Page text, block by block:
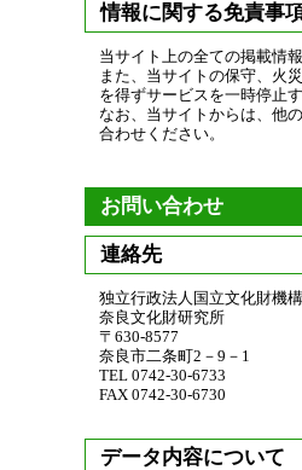
情報に関する免責事
当サイト上の全ての掲載情
また、当サイトの保守、火
を得ずサービスを一時停止
なお、当サイトからは、他
合わせください。
お問い合わせ
連絡先
独立行政法人国立文化財機構
奈良文化財研究所
〒630-8577
奈良市二条町2－9－1
TEL 0742-30-6733
FAX 0742-30-6730
データ内容について